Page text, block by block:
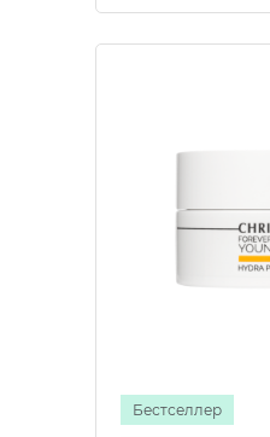
Бестселлер